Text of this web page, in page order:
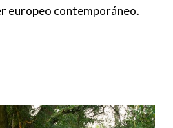
europeo contemporáneo.